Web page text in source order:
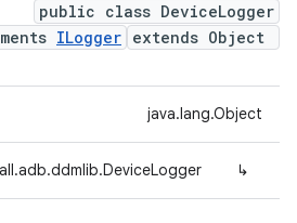
public class DeviceLogger
extends Object
ILogger
java.lang.Object
↳